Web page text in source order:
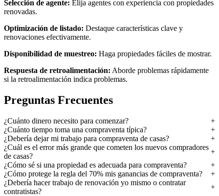
Selección de agente: Elija agentes con experiencia con propiedades
renovadas.
Optimización de listado: Destaque características clave y
renovaciones efectivamente.
Disponibilidad de muestreo: Haga propiedades fáciles de mostrar.
Respuesta de retroalimentación: Aborde problemas rápidamente
si la retroalimentación indica problemas.
Preguntas Frecuentes
¿Cuánto dinero necesito para comenzar?
¿Cuánto tiempo toma una compraventa típica?
¿Debería dejar mi trabajo para compraventa de casas?
¿Cuál es el error más grande que cometen los nuevos compradores
de casas?
¿Cómo sé si una propiedad es adecuada para compraventa?
¿Cómo protege la regla del 70% mis ganancias de compraventa?
¿Debería hacer trabajo de renovación yo mismo o contratar
contratistas?